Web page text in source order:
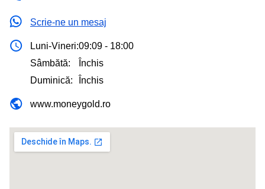
Scrie-ne un mesaj
Luni-Vineri:09:09 - 18:00
Sâmbătă:
Închis
Duminică:
Închis
www.moneygold.ro